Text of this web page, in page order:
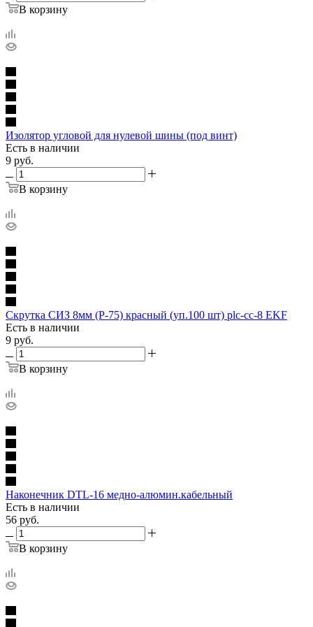
В корзину
Изолятор угловой для нулевой шины (под винт)
Есть в наличии
9 руб.
В корзину
Скрутка СИЗ 8мм (P-75) красный (уп.100 шт) plc-cc-8 EKF
Есть в наличии
9 руб.
В корзину
Наконечник DTL-16 медно-алюмин.кабельный
Есть в наличии
56 руб.
В корзину